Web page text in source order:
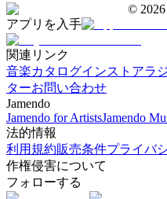
© 2026
アプリを入手
関連リンク
音楽カタログインストアラ
ターお問い合わせ
Jamendo
Jamendo for ArtistsJamendo
法的情報
利用規約販売条件プライバ
作権侵害について
フォローする